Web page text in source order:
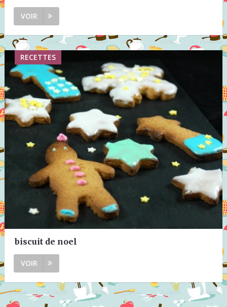
VOIR
RECETTES
biscuit de noel
VOIR